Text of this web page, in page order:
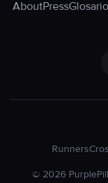
AboutPressGlosario
Runners
© 2026